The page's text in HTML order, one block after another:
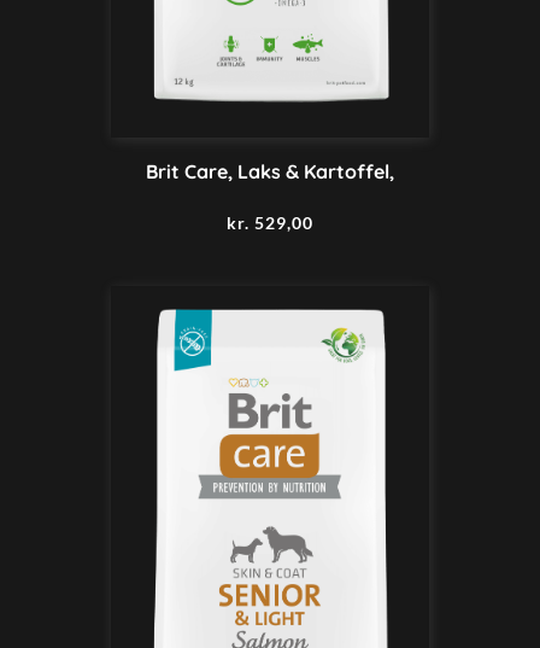
Brit Care, Laks & Kartoffel,
kr. 529,00